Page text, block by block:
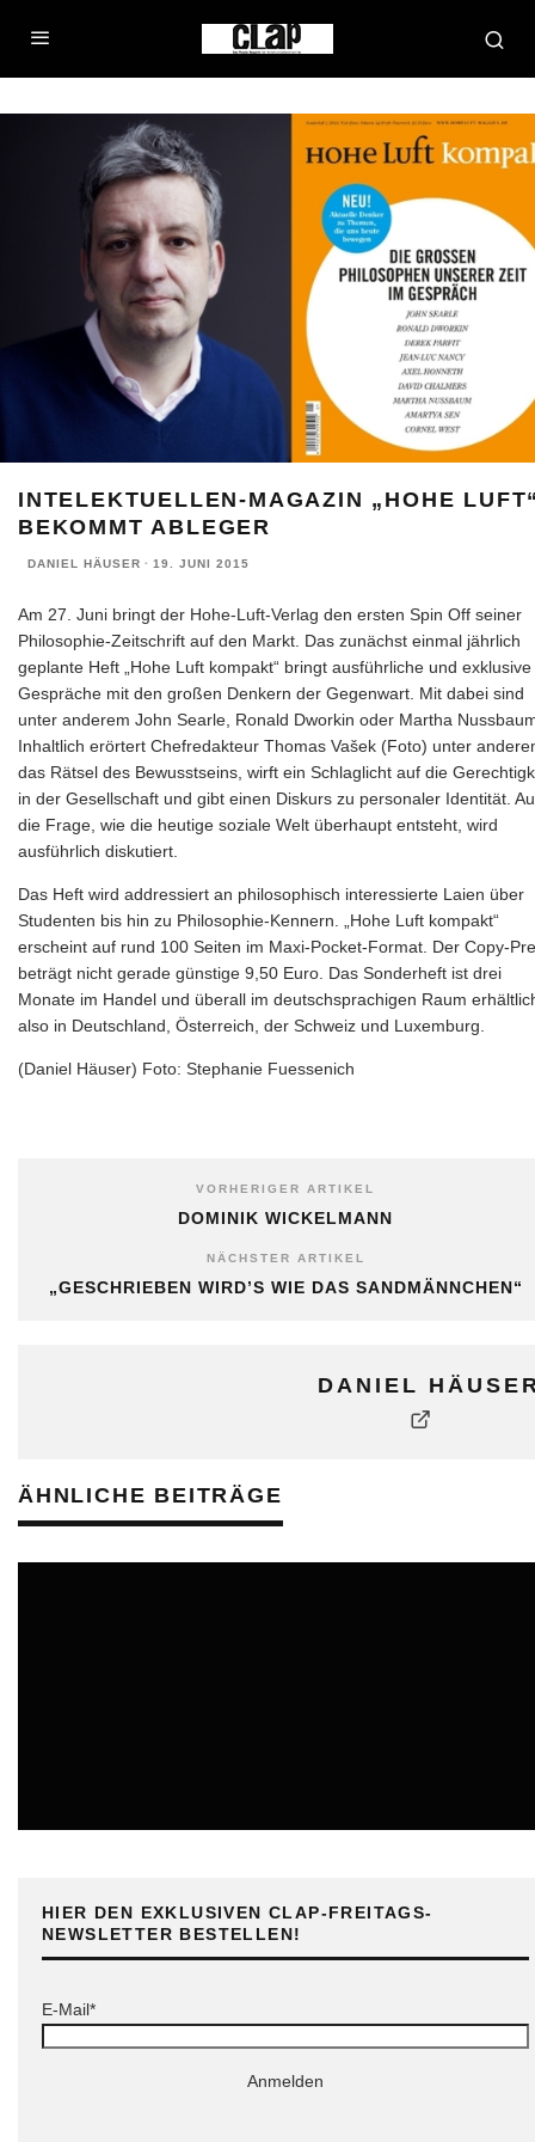
INTELEKTUELLEN-MAGAZIN „HOHE
BEKOMMT ABLEGER
DANIEL HÄUSER · 19. JUNI 2015
Am 27. Juni bringt der Hohe-Luft-Verlag den ersten Spin Off seiner
Philosophie-Zeitschrift auf den Markt. Das zunächst einmal jährlich
geplante Heft „Hohe Luft kompakt“ bringt ausführliche und exklusive
Gespräche mit den großen Denkern der Gegenwart. Mit dabei sind
unter anderem John Searle, Ronald Dworkin oder Martha
Inhaltlich erörtert Chefredakteur Thomas Vašek (Foto) unter
das Rätsel des Bewusstseins, wirft ein Schlaglicht auf die
in der Gesellschaft und gibt einen Diskurs zu personaler Identität.
die Frage, wie die heutige soziale Welt überhaupt entsteht, wird
ausführlich diskutiert.
Das Heft wird addressiert an philosophisch interessierte Laien über
Studenten bis hin zu Philosophie-Kennern. „Hohe Luft kompakt“
erscheint auf rund 100 Seiten im Maxi-Pocket-Format. Der Copy-
beträgt nicht gerade günstige 9,50 Euro. Das Sonderheft ist drei
Monate im Handel und überall im deutschsprachigen Raum
also in Deutschland, Österreich, der Schweiz und Luxemburg.
(Daniel Häuser) Foto: Stephanie Fuessenich
VORHERIGER ARTIKEL
DOMINIK WICKELMANN
NÄCHSTER ARTIKEL
„GESCHRIEBEN WIRD’S WIE DAS SANDMÄNNCHEN“
DANIEL
ÄHNLICHE BEITRÄGE
HIER DEN EXKLUSIVEN CLAP-FREITAGS-
NEWSLETTER BESTELLEN!
E-Mail*
Anmelden